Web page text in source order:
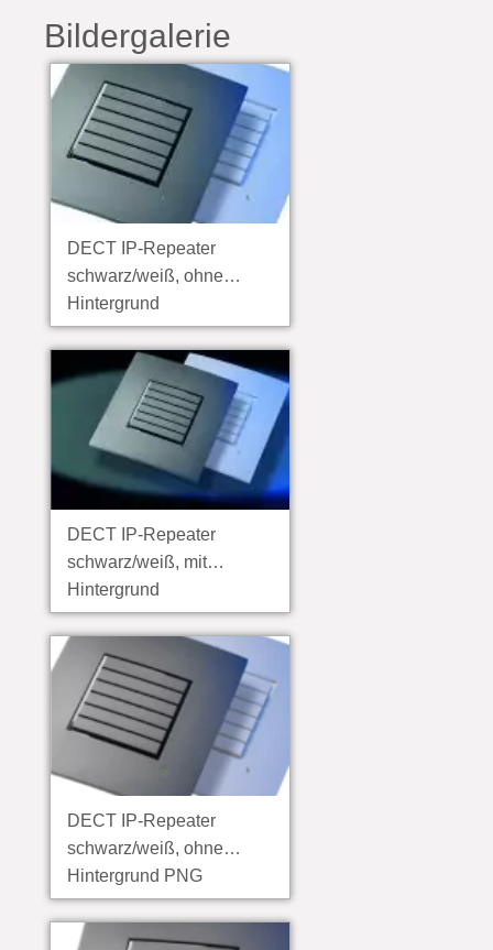
Bildergalerie
DECT IP-Repeater
schwarz/weiß, ohne
Hintergrund
DECT IP-Repeater
schwarz/weiß, mit
Hintergrund
DECT IP-Repeater
schwarz/weiß, ohne
Hintergrund PNG